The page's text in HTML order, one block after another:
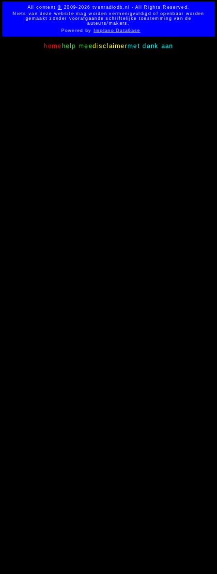
All content© 2009-2026 tvenradiodb.nl - All Rights Reserved.
Niets van deze website mag worden vermenigvuldigd of openbaar worden
gemaakt zonder voorafgaande schriftelijke toestemming van de
auteurs/makers.
Powered byImplano Data6ase
home help meedisclaimermet dank aan